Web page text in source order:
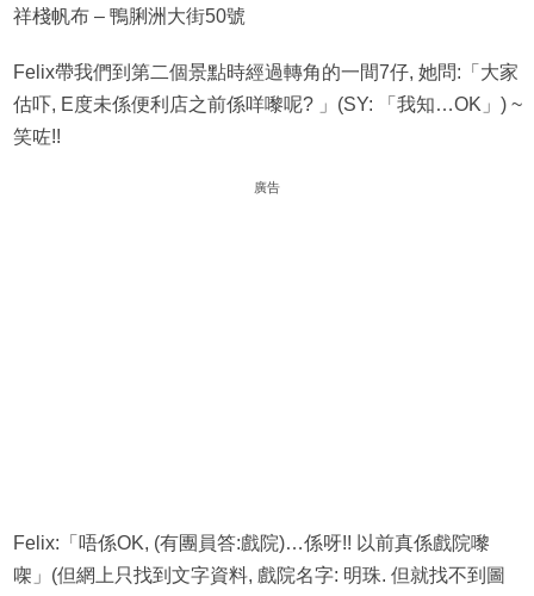
祥棧帆布 – 鴨脷洲大街50號
Felix帶我們到第二個景點時經過轉角的一間7仔, 她問:「大家
估吓, E度未係便利店之前係咩嚟呢? 」(SY: 「我知…OK」) ~
笑咗!!
廣告
Felix:「唔係OK, (有團員答:戲院)…係呀!! 以前真係戲院嚟
㗎」(但網上只找到文字資料, 戲院名字: 明珠. 但就找不到圖